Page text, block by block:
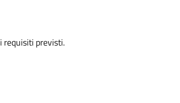
requisiti previsti.